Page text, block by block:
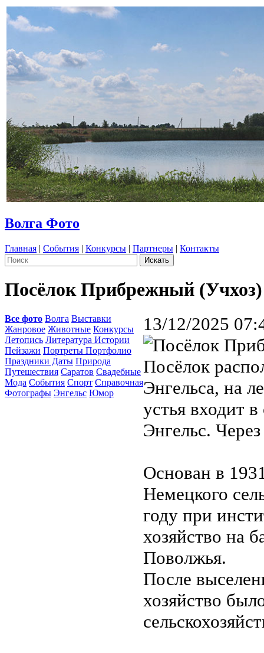
Волга Фото
Главная | События | Конкурсы | Партнеры | Контакты
Посёлок Прибрежный (Учхоз)
Все фото Волга Выставки
Жанровое Животные Конкурсы
Летопись Литература Истории
Пейзажи Портреты Портфолио
Праздники Даты Природа
Путешествия Саратов Свадебные
Мода События Спорт Справочная
Фотографы Энгельс Юмор
13/12/2025
Посёлок
Энгельса, на
устья входит
Энгельс.
Основан в
Немецкого
году при
хозяйство на
Поволжья.
После
хозяйство